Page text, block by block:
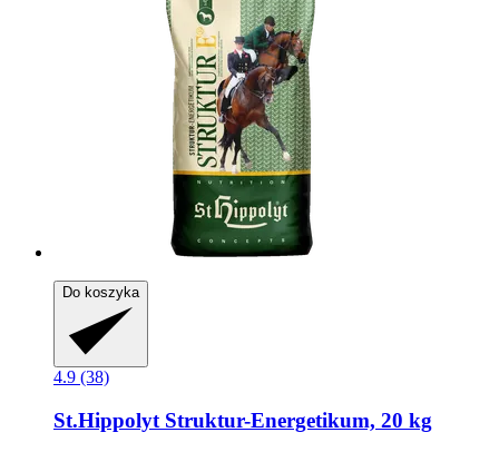
Do koszyka
4.9 (38)
St.Hippolyt Struktur-​Energetikum, 20 kg